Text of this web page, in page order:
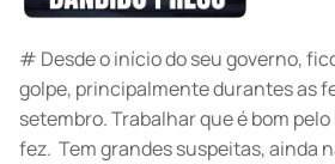
# Desde o início do seu governo,
golpe, principalmente durantes as
setembro. Trabalhar que é bom
fez. Tem grandes suspeitas, ainda